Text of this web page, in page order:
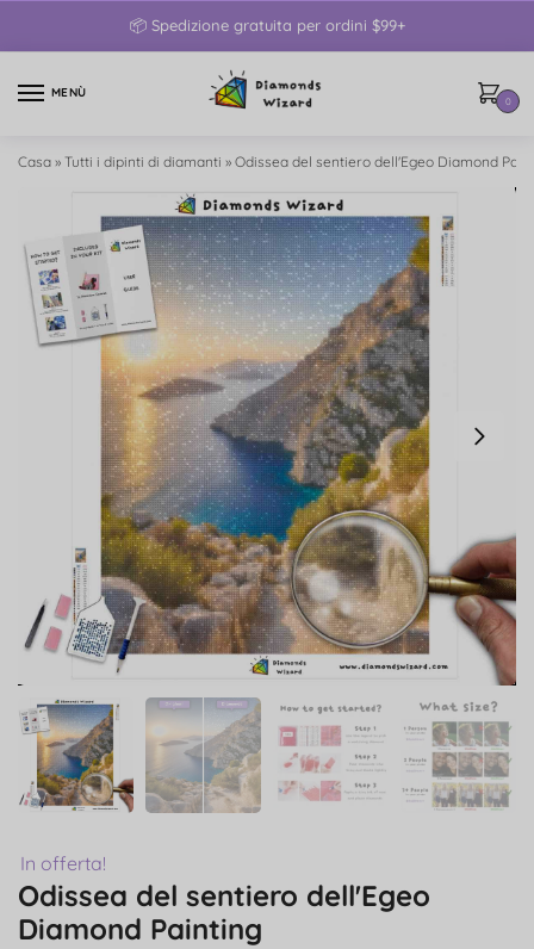
📦 Spedizione gratuita per ordini $99+
MENÙ
0
Casa » Tutti i dipinti di diamanti » Odissea del sentiero dell'Egeo Diamond
In offerta!
Odissea del sentiero dell'Egeo
Diamond Painting